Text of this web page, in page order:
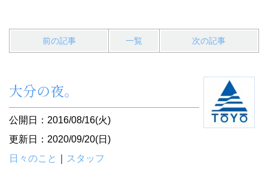
前の記事 一覧 次の記事
大分の夜。
公開日：2016/08/16(火)
更新日：2020/09/20(日)
日々のこと
スタッフ